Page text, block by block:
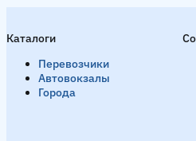
Каталоги
Перевозчики
Автовокзалы
Города